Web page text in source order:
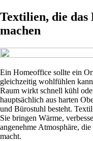
Textilien, die das
machen
Ein Homeoffice sollte ein
gleichzeitig wohlfühlen
Raum wirkt schnell kühl
hauptsächlich aus harten
und Bürostuhl besteht.
Sie bringen Wärme,
angenehme Atmosphäre,
macht.